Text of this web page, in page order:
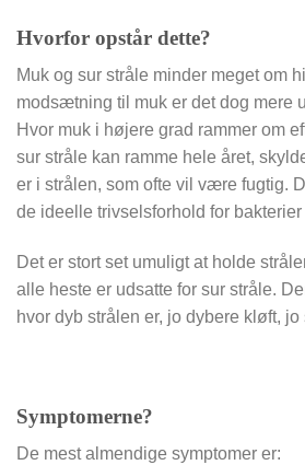
Hvorfor opstår dette?
Muk og sur stråle minder meget om
modsætning til muk er det dog mere
Hvor muk i højere grad rammer om
sur stråle kan ramme hele året,
er i strålen, som ofte vil være fugtig.
de ideelle trivselsforhold for
Det er stort set umuligt at holde
alle heste er udsatte for sur stråle.
hvor dyb strålen er, jo dybere kløft, jo
Symptomerne?
De mest almendige symptomer er: